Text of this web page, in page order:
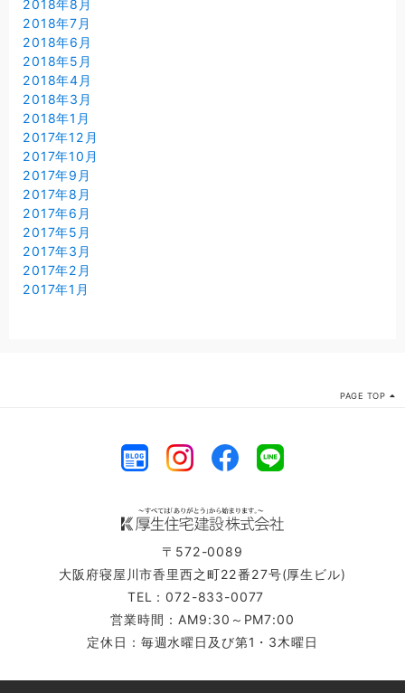
2018年8月
2018年7月
2018年6月
2018年5月
2018年4月
2018年3月
2018年1月
2017年12月
2017年10月
2017年9月
2017年8月
2017年6月
2017年5月
2017年3月
2017年2月
2017年1月
PAGE TOP
〒572-0089
大阪府寝屋川市香里西之町22番27号(厚生ビル)
TEL：072-833-0077
営業時間：AM9:30～PM7:00
定休日：毎週水曜日及び第1・3木曜日